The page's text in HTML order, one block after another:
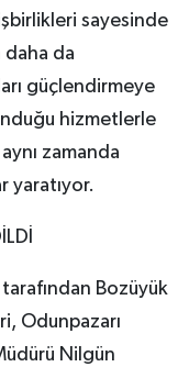
sayesinde
da
güçlendirmeye
hizmetlerle
zamanda
yaratıyor.
Bozüyük
Odunpazarı
Nilgün